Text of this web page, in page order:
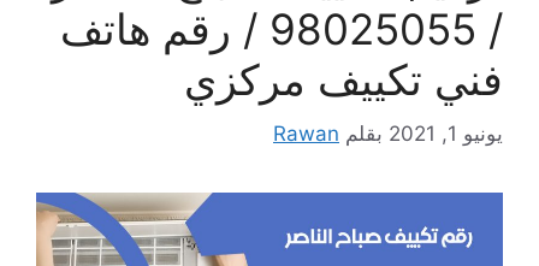
/ 98025055 / رقم هاتف
فني تكييف مركزي
يونيو 1, 2021 بقلم Rawan